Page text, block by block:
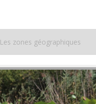
Les zones géographiques